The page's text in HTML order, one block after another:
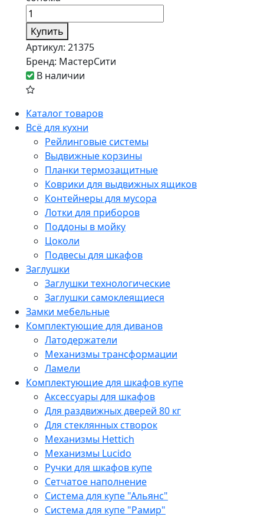
Каталог товаров
Всё для кухни
Рейлинговые системы
Выдвижные корзины
Планки термозащитные
Коврики для выдвижных ящиков
Контейнеры для мусора
Лотки для приборов
Поддоны в мойку
Цоколи
Подвесы для шкафов
Заглушки
Заглушки технологические
Заглушки самоклеящиеся
Замки мебельные
Комплектующие для диванов
Латодержатели
Механизмы трансформации
Ламели
Комплектующие для шкафов купе
Аксессуары для шкафов
Для раздвижных дверей 80 кг
Для стеклянных створок
Механизмы Hettich
Механизмы Lucido
Ручки для шкафов купе
Сетчатое наполнение
Система для купе "Альянс"
Система для купе "Рамир"
Купить
Артикул: 21375
Бренд: МастерСити
В наличии